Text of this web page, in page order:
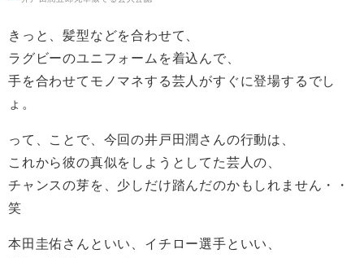
きっと、髪型などを合わせて、
ラグビーのユニフォームを着込んで、
手を合わせてモノマネする芸人がすぐに登場するでし
ょ。
って、ことで、今回の井戸田潤さんの行動は、
これから彼の真似をしようとしてた芸人の、
チャンスの芽を、少しだけ踏んだのかもしれません・・
笑
本田圭佑さんといい、イチロー選手といい、